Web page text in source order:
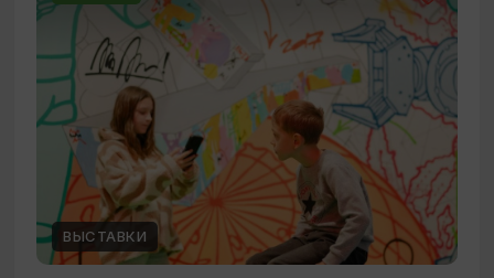
ВЫСТАВКИ